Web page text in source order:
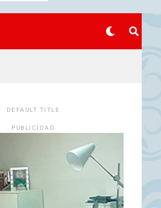
DEFAULT TITLE
PUBLICIDAD